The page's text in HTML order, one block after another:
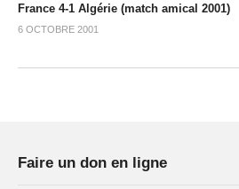
France 4-1 Algérie (match amical 2001)
6 OCTOBRE 2001
Faire un don en ligne